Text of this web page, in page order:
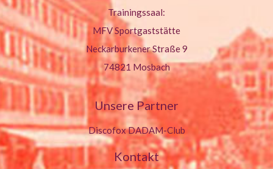
Trainingssaal:
MFV Sportgaststätte
Neckarburkener Straße 9
74821 Mosbach
Unsere Partner
Discofox DADAM-Club
Kontakt